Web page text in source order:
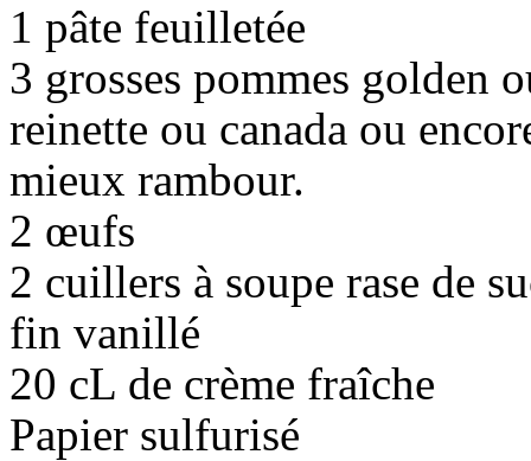
1 pâte feuilletée
3 grosses pommes golden
reinette ou canada ou
mieux rambour.
2 œufs
2 cuillers à soupe rase de
fin vanillé
20 cL de crème fraîche
Papier sulfurisé